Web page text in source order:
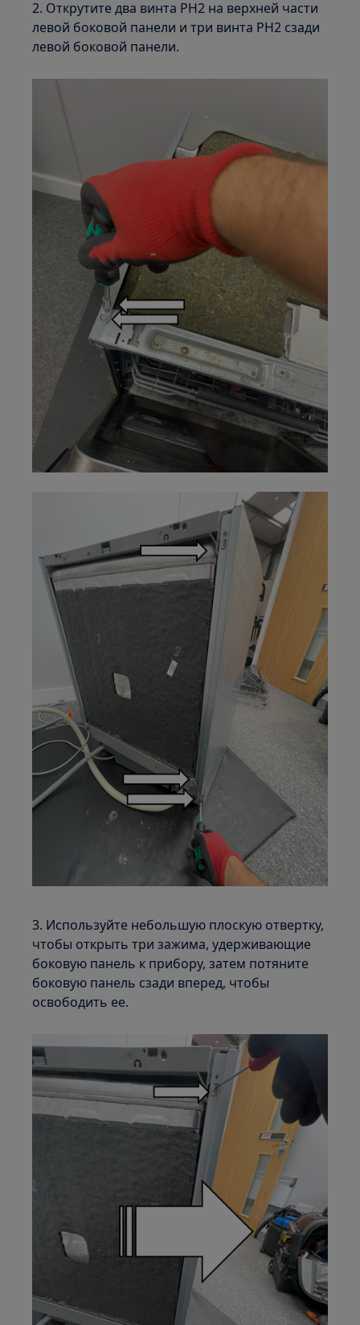
2. Открутите два винта PH2 на верхней части
левой боковой панели и три винта PH2 сзади
левой боковой панели.
3. Используйте небольшую плоскую отвертку,
чтобы открыть три зажима, удерживающие
боковую панель к прибору, затем потяните
боковую панель сзади вперед, чтобы
освободить ее.